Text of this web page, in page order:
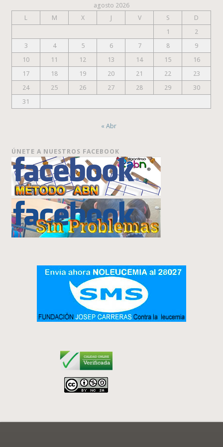
agosto 2026
L
M X J V S
D
1
2
3
4 5 6 7 8
9
10
11 12 13 14 15
16
17
18 19 20 21 22
23
24
25 26 27 28 29
30
31
« Abr
ÚNETE A NUESTROS FACEBOOK